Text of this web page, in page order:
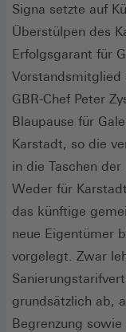
Signa setzte auf
Überstülpen des
Erfolgsgarant für
Vorstandsmitglied
GBR-Chef Peter
Blaupause für
Karstadt, so die
in die Taschen
Weder für
das künftige
neue Eigentümer
vorgelegt. Zwar
grundsätzlich ab,
Begrenzung